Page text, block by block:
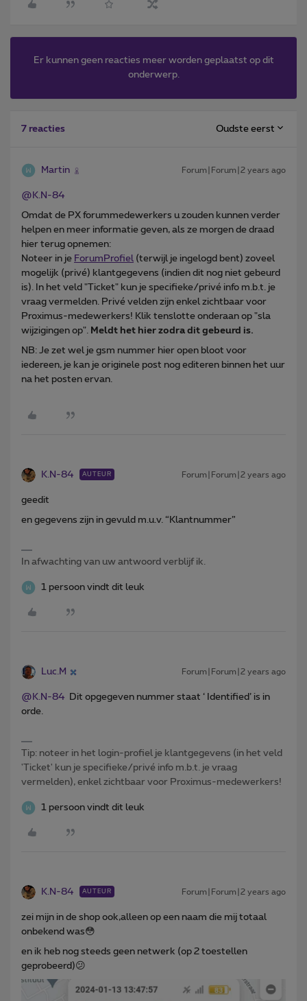
Er kunnen geen reacties meer worden geplaatst op dit
onderwerp.
7 reacties Oudste eerst
Martin Forum|Forum|2 years ago
@K.N-84
Omdat de PX forummedewerkers u zouden kunnen verder
helpen en meer informatie geven, als ze morgen de draad
hier terug opnemen:
Noteer in je ForumProfiel (terwijl je ingelogd bent) zoveel
mogelijk (privé) klantgegevens (indien dit nog niet gebeurd
is). In het veld "Ticket" kun je specifieke/privé info m.b.t. je
vraag vermelden. Privé velden zijn enkel zichtbaar voor
Proximus-medewerkers! Klik tenslotte onderaan op "sla
wijzigingen op". Meldt het hier zodra dit gebeurd is.
NB: Je zet wel je gsm nummer hier open bloot voor
iedereen, je kan je originele post nog editeren binnen het uur
na het posten ervan.
K.N-84 AUTEUR Forum|Forum|2 years ago
geedit
en gegevens zijn in gevuld m.u.v. “Klantnummer”
In afwachting van uw antwoord verblijf ik.
1 persoon vindt dit leuk
Luc.M Forum|Forum|2 years ago
@K.N-84 Dit opgegeven nummer staat ‘ Identified’ is in
orde.
Tip: noteer in het login-profiel je klantgegevens (in het veld
'Ticket' kun je specifieke/privé info m.b.t. je vraag
vermelden), enkel zichtbaar voor Proximus-medewerkers!
1 persoon vindt dit leuk
K.N-84 AUTEUR Forum|Forum|2 years ago
zei mijn in de shop ook,alleen op een naam die mij totaal
onbekend was😳
en ik heb nog steeds geen netwerk (op 2 toestellen
geprobeerd)😕